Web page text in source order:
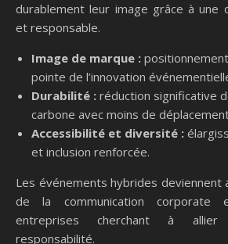
durablement leur image grâce à une
et responsable.
Image de marque :
pointe de l’innovation
Durabilité : réduction significative
carbone avec moins de
Accessibilité et diversité :
et inclusion renforcée.
Les événements hybrides deviennent
de la communication corporate
entreprises cherchant à allier
responsabilité.